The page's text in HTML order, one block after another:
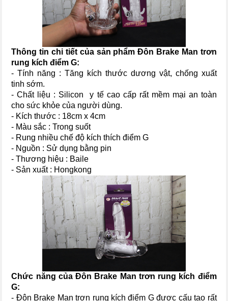
Thông tin chi tiết của sản phẩm Đôn Brake Man trơn
rung kích điểm G:
- Tính năng : Tăng kích thước dương vật, chống xuất
tinh sớm.
- Chất liệu : Silicon y tế cao cấp rất mềm mại an toàn
cho sức khỏe của người dùng.
- Kích thước : 18cm x 4cm
- Màu sắc : Trong suốt
- Rung nhiều chế độ kích thích điểm G
- Nguồn : Sử dụng bằng pin
- Thương hiệu : Baile
- Sản xuất : Hongkong
Chức năng của Đôn Brake Man trơn rung kích điểm
G:
- Đôn Brake Man trơn rung kích điểm G được cấu tạo rất